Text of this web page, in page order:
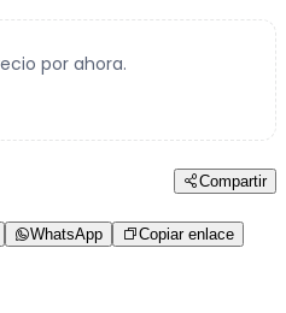
por ahora.
Compartir
WhatsApp Copiar enlace